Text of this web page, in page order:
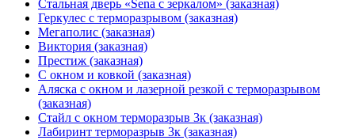
Стальная дверь «Sena с зеркалом» (заказная)
Геркулес с терморазрывом (заказная)
Мегаполис (заказная)
Виктория (заказная)
Престиж (заказная)
С окном и ковкой (заказная)
Аляска с окном и лазерной резкой с терморазрывом
(заказная)
Стайл с окном терморазрыв 3к (заказная)
Лабиринт терморазрыв 3к (заказная)